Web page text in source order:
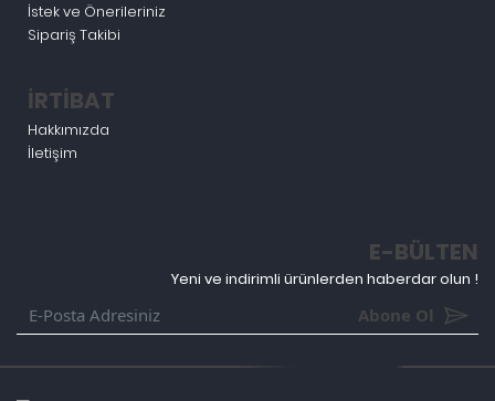
İstek ve Önerileriniz
Sipariş Takibi
İRTİBAT
Hakkımızda
İletişim
E-BÜLTEN
Yeni ve indirimli ürünlerden haberdar olun !
Abone Ol